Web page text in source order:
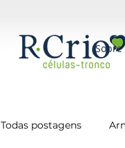
Sobre
Todas postagens